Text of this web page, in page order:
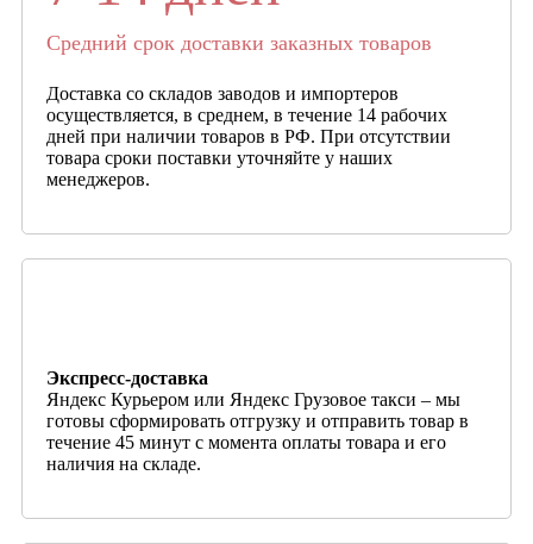
Средний срок доставки заказных товаров
Доставка со складов заводов и импортеров
осуществляется, в среднем, в течение 14 рабочих
дней при наличии товаров в РФ. При отсутствии
товара сроки поставки уточняйте у наших
менеджеров.
Экспресс-доставка
Яндекс Курьером или Яндекс Грузовое такси – мы
готовы сформировать отгрузку и отправить товар в
течение 45 минут с момента оплаты товара и его
наличия на складе.